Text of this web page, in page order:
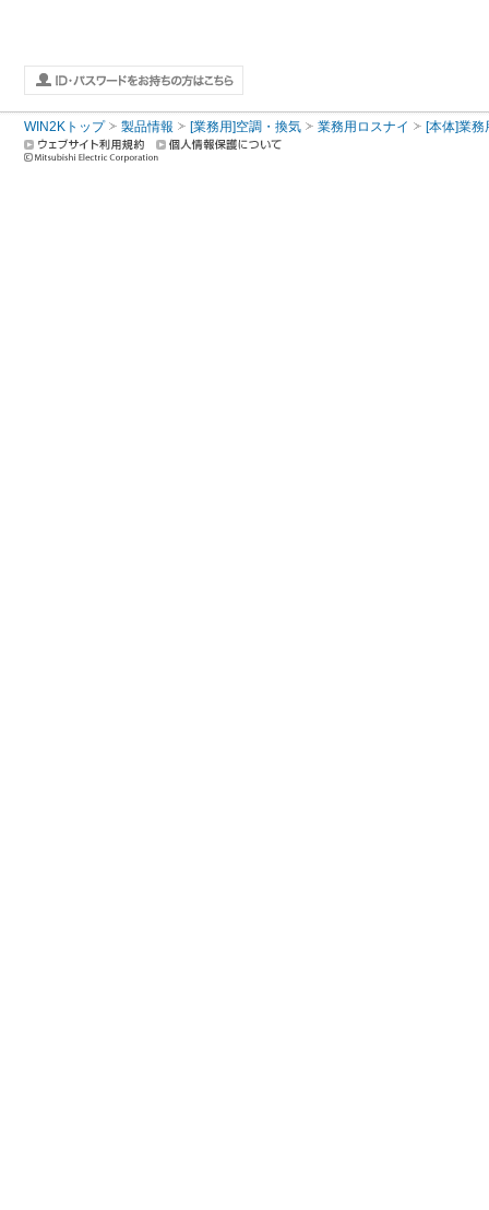
WIN2Kトップ 製品情報 [業務用]空調・換気 業務用ロスナイ [本体]業務